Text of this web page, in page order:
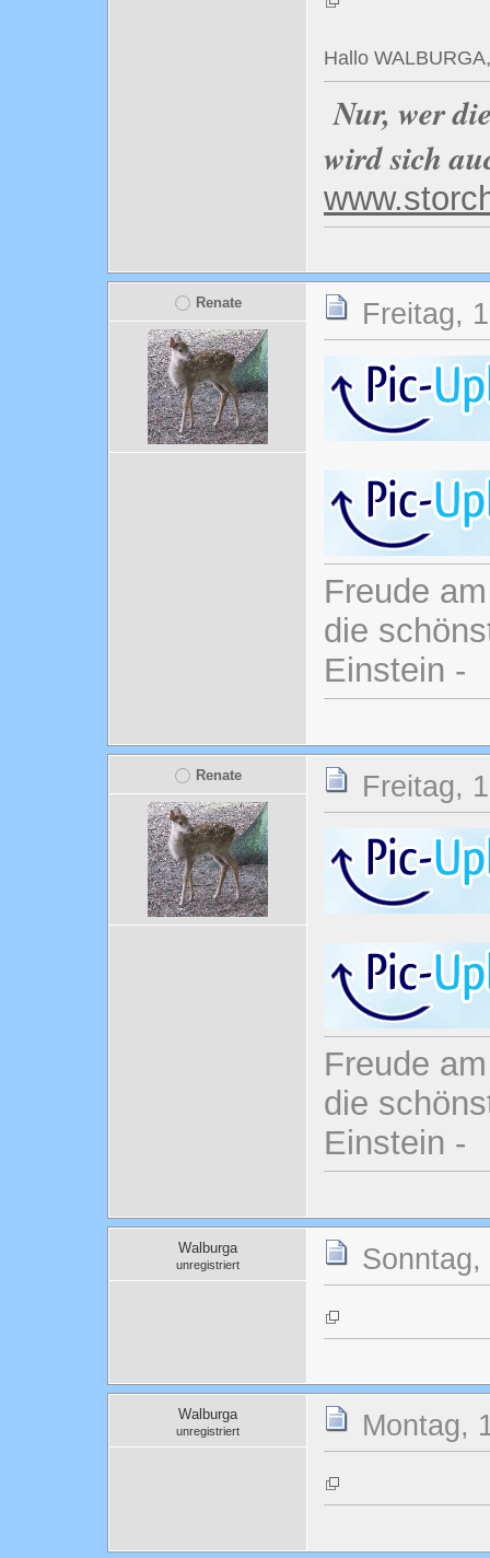
Hallo
Nur, wer
wird sich
Renate Freitag,
Freude
die
Einstein -
Renate Freitag,
Freude
die
Einstein -
Walburga
unregistriert
Walburga
unregistriert Montag,